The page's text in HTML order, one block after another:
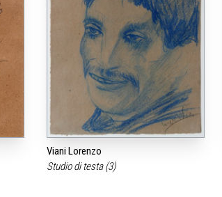
Viani Lorenzo
Studio di testa (3)